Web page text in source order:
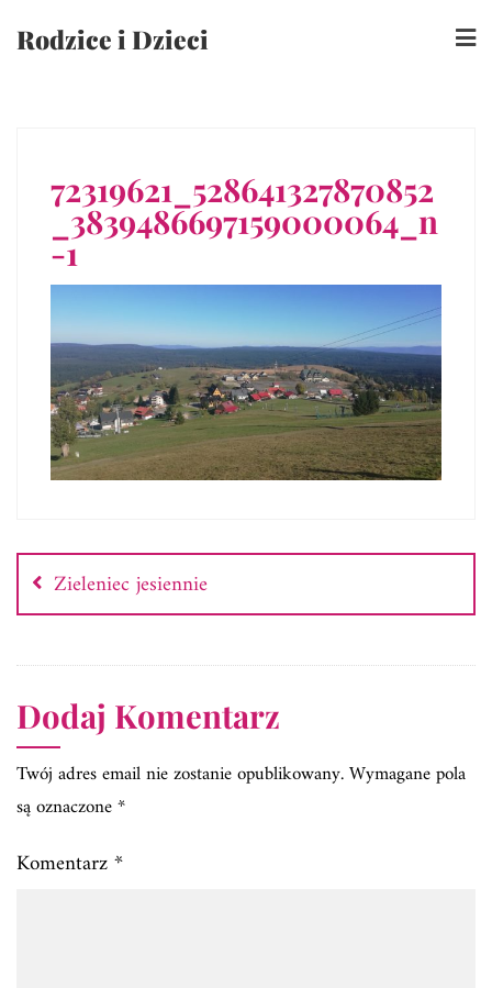
Rodzice i Dzieci
72319621_528641327870852
_3839486697159000064_n
-1
Nawigacja
wpisu
Zieleniec jesiennie
Dodaj Komentarz
Twój adres email nie zostanie opublikowany.Wymagane pola
są oznaczone*
Komentarz*